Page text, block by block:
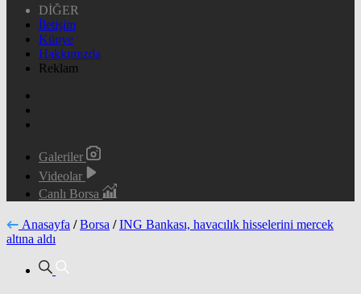
DİĞER
İletişim
Künye
Hakkımızda
Reklam
Galeriler
Videolar
Canlı Borsa
Anasayfa / Borsa / ING Bankası, havacılık hisselerini mercek
altına aldı